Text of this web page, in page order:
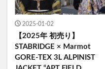
2025-01-02
【2025年 初売り】
STABRIDGE × Marmot
GORE-TEX 3L ALPINIST